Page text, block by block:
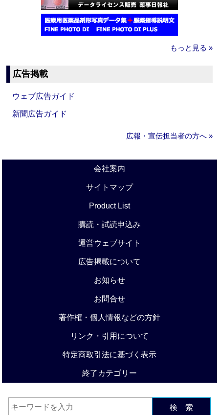
もっと見る »
広告掲載
ウェブ広告ガイド
新聞広告ガイド
広報・宣伝担当者の方へ »
会社案内
サイトマップ
Product List
購読・試読申込み
運営ウェブサイト
広告掲載について
お知らせ
お問合せ
著作権・個人情報などの方針
リンク・引用について
特定商取引法に基づく表示
終了カテゴリー
検 索